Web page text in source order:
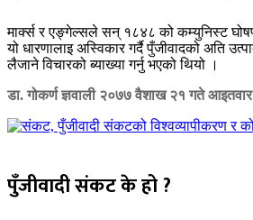
मार्क्स र एङ्गेल्सले सन् १८४८ को कम्युनिस्ट
यो धारणालाइ अस्विकार गर्दै पुँजीवादको अति
लैजाने विचारको ब्याख्या गर्नु भएको थियो ।
डा. गोकर्ण ज्ञवाली २०७७ वैशाख २१ गते आइतवार
पुँजीवादी संकट के हो ?